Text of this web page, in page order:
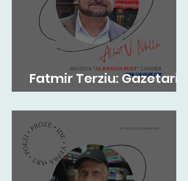
Fatmir Terziu: Gazetari si
kujtesë, poezia si atdhe